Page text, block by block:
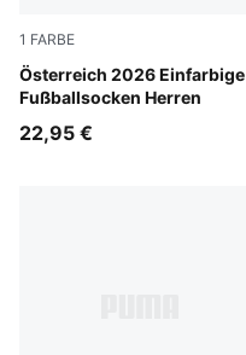
1 FARBE
Österreich 2026 Einfarbige
Fußballsocken Herren
PUMA Red-PUMA White
22,95 €